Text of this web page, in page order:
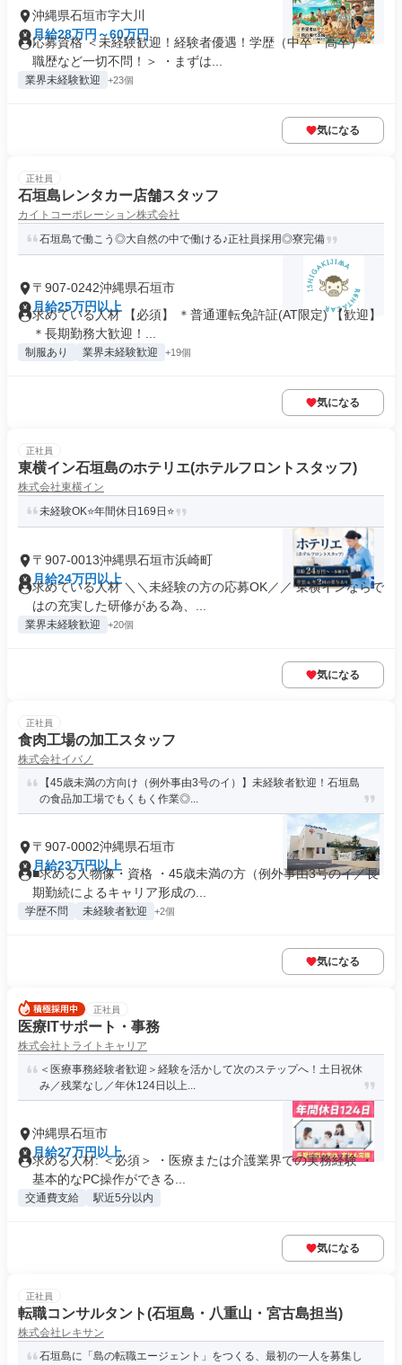
沖縄県石垣市字大川
月給28万円～60万円
応募資格 ＜未経験歓迎！経験者優遇！学歴（中卒・高卒）・
職歴など一切不問！＞ ・まずは...
業界未経験歓迎 +23個
気になる
正社員
石垣島レンタカー店舗スタッフ
カイトコーポレーション株式会社
石垣島で働こう◎大自然の中で働ける♪正社員採用◎寮完備
〒907-0242沖縄県石垣市
月給25万円以上
求めている人材 【必須】 ＊普通運転免許証(AT限定) 【歓迎】
＊長期勤務大歓迎！...
制服あり 業界未経験歓迎 +19個
気になる
正社員
東横イン石垣島のホテリエ(ホテルフロントスタッフ)
株式会社東横イン
未経験OK⭐年間休日169日⭐
〒907-0013沖縄県石垣市浜崎町
月給24万円以上
求めている人材 ＼＼未経験の方の応募OK／／ 東横インならで
はの充実した研修がある為、...
業界未経験歓迎 +20個
気になる
正社員
食肉工場の加工スタッフ
株式会社イバノ
【45歳未満の方向け（例外事由3号のイ）】未経験者歓迎！石垣島
の食品加工場でもくもく作業◎...
〒907-0002沖縄県石垣市
月給23万円以上
■求める人物像・資格 ・45歳未満の方（例外事由3号のイ／長
期勤続によるキャリア形成の...
学歴不問 未経験者歓迎 +2個
気になる
正社員
医療ITサポート・事務
株式会社トライトキャリア
＜医療事務経験者歓迎＞経験を活かして次のステップへ！土日祝休
み／残業なし／年休124日以上...
沖縄県石垣市
月給27万円以上
求める人材: ＜必須＞ ・医療または介護業界での実務経験 ・
基本的なPC操作ができる...
交通費支給 駅近5分以内
気になる
正社員
転職コンサルタント(石垣島・八重山・宮古島担当)
株式会社レキサン
石垣島に「島の転職エージェント」をつくる、最初の一人を募集し